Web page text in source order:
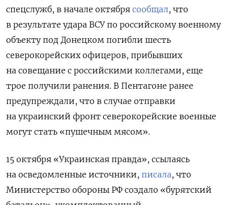
спецслужб, в начале октября сообщал, что
в результате удара ВСУ по российскому военному
объекту под Донецком погибли шесть
северокорейских офицеров, прибывших
на совещание с российскими коллегами, еще
трое получили ранения. В Пентагоне ранее
предупреждали, что в случае отправки
на украинский фронт северокорейские военные
могут стать «пушечным мясом».
15 октября «Украинская правда», ссылаясь
на осведомленные источники, писала, что
Министерство обороны РФ создало «бурятский